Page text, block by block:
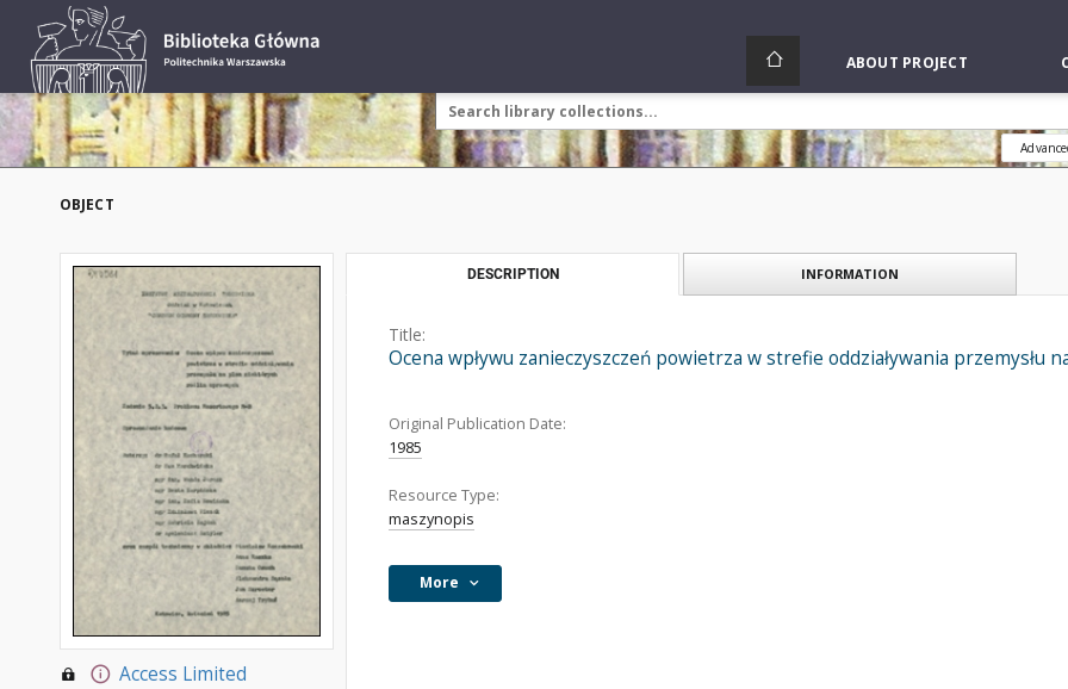
ABOUT PROJECT
OBJECT
Access Limited
DESCRIPTION INFORMATION
Title:
Ocena wpływu zanieczyszczeń powietrza w strefie oddziaływania
Original Publication Date:
1985
Resource Type:
maszynopis
More